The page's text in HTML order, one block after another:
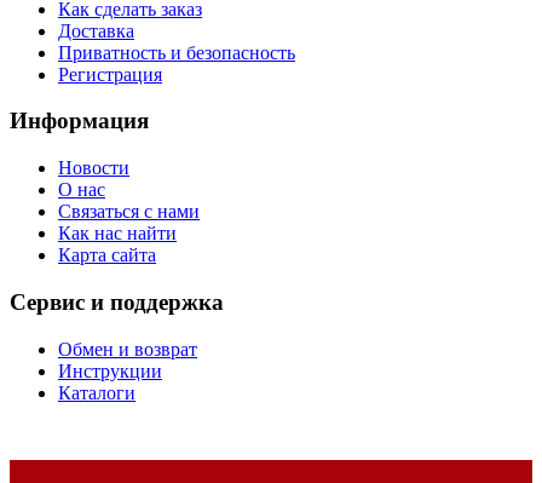
Как сделать заказ
Доставка
Приватность и безопасность
Регистрация
Информация
Новости
О нас
Связаться с нами
Как нас найти
Карта сайта
Сервис и поддержка
Обмен и возврат
Инструкции
Каталоги